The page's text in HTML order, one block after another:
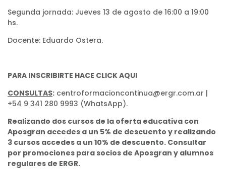
Segunda jornada: Jueves 13 de agosto de 16:00 a 19:00
hs.
Docente: Eduardo Ostera.
PARA INSCRIBIRTE HACE CLICK AQUI
CONSULTAS: centroformacioncontinua@ergr.com.ar |
+54 9 341 280 9993 (WhatsApp).
Realizando dos cursos de la oferta educativa con
Aposgran accedes a un 5% de descuento y realizando
3 cursos accedes a un 10% de descuento. Consultar
por promociones para socios de Aposgran y alumnos
regulares de ERGR.